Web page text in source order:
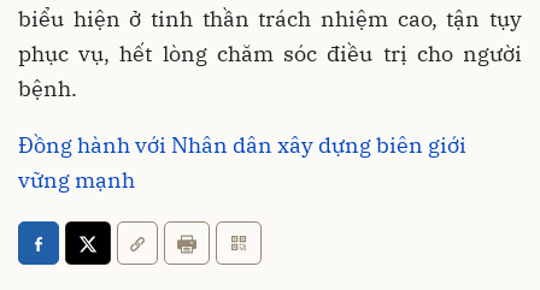
biểu hiện ở tinh thần trách nhiệm cao, tận tụy
phục vụ, hết lòng chăm sóc điều trị cho người
bệnh.
Đồng hành với Nhân dân xây dựng biên giới
vững mạnh